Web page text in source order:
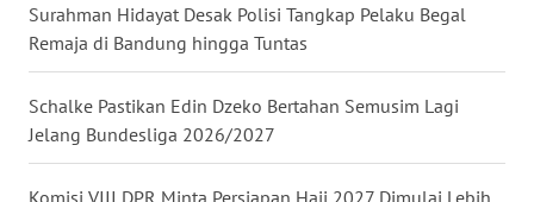
Surahman Hidayat Desak Polisi Tangkap Pelaku Begal
Remaja di Bandung hingga Tuntas
Schalke Pastikan Edin Dzeko Bertahan Semusim Lagi
Jelang Bundesliga 2026/2027
Komisi VIII DPR Minta Persiapan Haji 2027 Dimulai Lebih
WN
DAIRI
WN
DANAU